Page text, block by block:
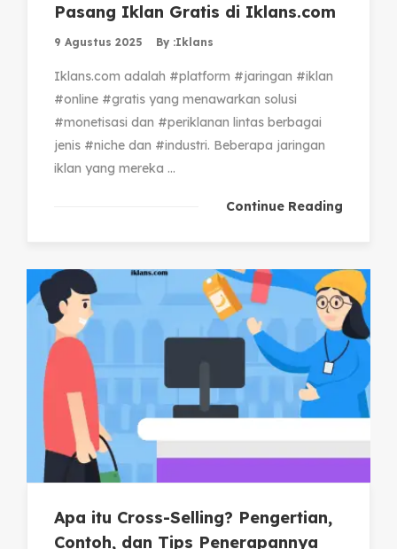
Pasang Iklan Gratis di Iklans.com
9 Agustus 2025 By :Iklans
Iklans.com adalah #platform #jaringan #iklan
#online #gratis yang menawarkan solusi
#monetisasi dan #periklanan lintas berbagai
jenis #niche dan #industri. Beberapa jaringan
iklan yang mereka ...
Continue Reading
Apa itu Cross-Selling? Pengertian,
Contoh, dan Tips Penerapannya